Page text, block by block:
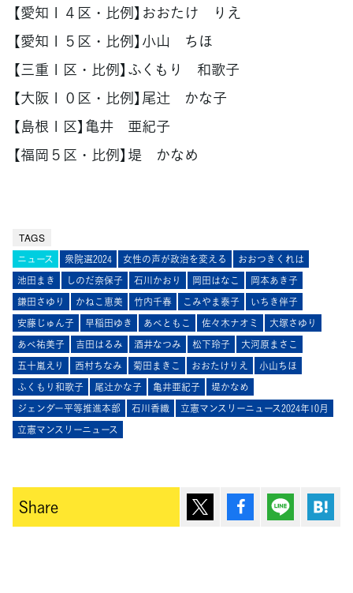
【愛知１４区・比例】おおたけ りえ
【愛知１５区・比例】小山 ちほ
【三重１区・比例】ふくもり 和歌子
【大阪１０区・比例】尾辻󠄀 かな子
【島根１区】亀井 亜紀子
【福岡５区・比例】堤 かなめ
TAGS
ニュース 衆院選2024 女性の声が政治を変える
おおつきくれは
池田まき
しのだ奈保子 石川かおり 岡田はなこ
岡本あき子
鎌田さゆり
かねこ恵美 竹内千春 こみやま泰子
いちき伴子
安藤じゅん子
早稲田ゆき あべともこ 佐々木ナオミ
大塚さゆり
あべ祐美子
吉田はるみ 酒井なつみ 松下玲子
大河原まさこ
五十嵐えり
西村ちなみ 菊田まきこ おおたけりえ
小山ちほ
ふくもり和歌子
尾辻󠄀かな子 亀井亜紀子
堤かなめ
ジェンダー平等推進本部
石川香織
立憲マンスリーニュース2024年10月
立憲マンスリーニュース
Share ポスト シェア Lineで送